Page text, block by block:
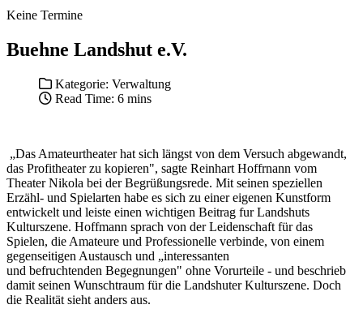
Keine Termine
Buehne Landshut e.V.
Kategorie: Verwaltung
Read Time: 6 mins
„Das Amateurtheater hat sich längst von dem Versuch abgewandt,
das Profitheater zu kopieren", sagte Reinhart Hoffrnann vom
Theater Nikola bei der Begrüßungsrede. Mit seinen speziellen
Erzähl- und Spielarten habe es sich zu einer eigenen Kunstform
entwickelt und leiste einen wichtigen Beitrag fur Landshuts
Kulturszene. Hoffmann sprach von der Leidenschaft für das
Spielen, die Amateure und Professionelle verbinde, von einem
gegenseitigen Austausch und „interessanten
und befruchtenden Begegnungen" ohne Vorurteile - und beschrieb
damit seinen Wunschtraum für die Landshuter Kulturszene. Doch
die Realität sieht anders aus.